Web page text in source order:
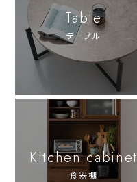
Table
テーブル
Kitchen cabinet
食器棚